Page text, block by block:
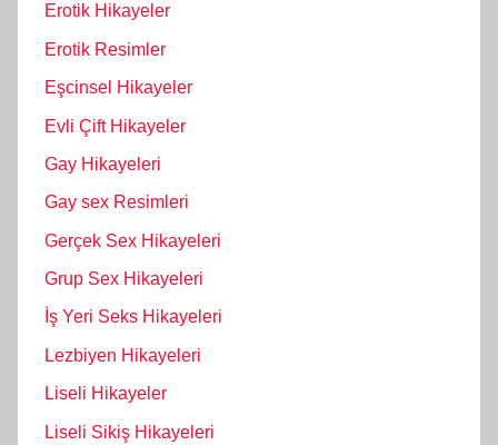
Erotik Hikayeler
Erotik Resimler
Eşcinsel Hikayeler
Evli Çift Hikayeler
Gay Hikayeleri
Gay sex Resimleri
Gerçek Sex Hikayeleri
Grup Sex Hikayeleri
İş Yeri Seks Hikayeleri
Lezbiyen Hikayeleri
Liseli Hikayeler
Liseli Sikiş Hikayeleri